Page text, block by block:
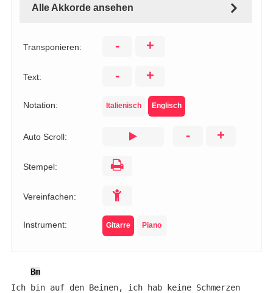
Alle Akkorde ansehen
Transponieren: - +
Text: - +
Notation: Italienisch Englisch
Auto Scroll: - +
Stempel:
Vereinfachen:
Instrument: Gitarre Piano
Bm
Ich bin auf den Beinen, ich hab keine Schmerzen